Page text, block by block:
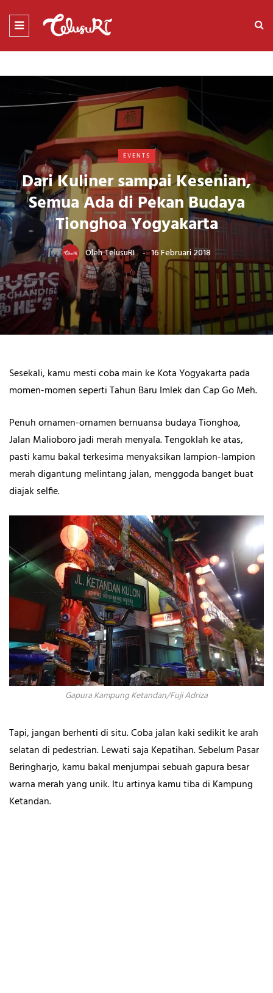
EVENTS
Dari Kuliner sampai Kesenian,
Semua Ada di Pekan Budaya
Tionghoa Yogyakarta
OlehTelusuRI 16 Februari 2018
Sesekali, kamu mesti coba main ke Kota Yogyakarta pada
momen-momen seperti Tahun Baru Imlek dan Cap Go Meh.
Penuh ornamen-ornamen bernuansa budaya Tionghoa,
Jalan Malioboro jadi merah menyala. Tengoklah ke atas,
pasti kamu bakal terkesima menyaksikan lampion-lampion
merah digantung melintang jalan, menggoda banget buat
diajak selfie.
Gapura Kampung Ketandan/Fuji Adriza
Tapi, jangan berhenti di situ. Coba jalan kaki sedikit ke arah
selatan di pedestrian. Lewati saja Kepatihan. Sebelum Pasar
Beringharjo, kamu bakal menjumpai sebuah gapura besar
warna merah yang unik. Itu artinya kamu tiba di Kampung
Ketandan.